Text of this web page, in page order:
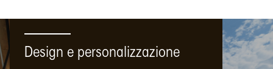
Design e personalizzazione